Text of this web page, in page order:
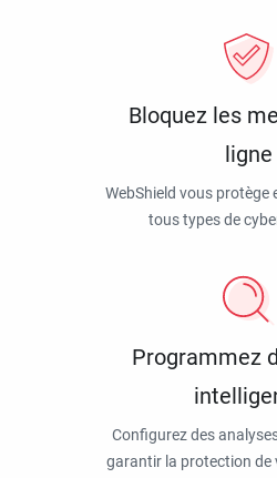
Bloquez les
ligne
WebShield vous protège
tous types de
Programmez
Configurez des
garantir la protection de